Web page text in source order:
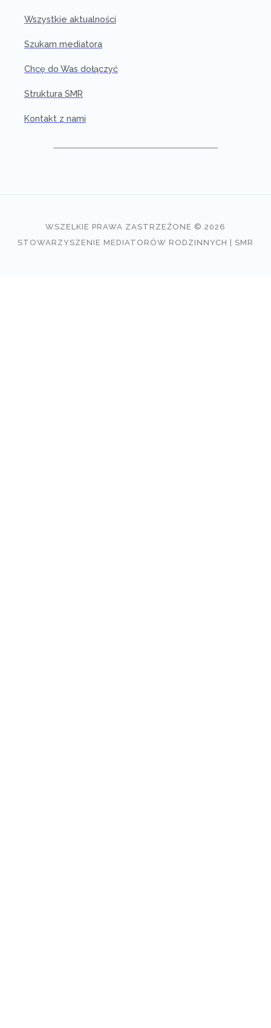
Wszystkie aktualności
Szukam mediatora
Chcę do Was dołączyć
Struktura SMR
Kontakt z nami
WSZELKIE PRAWA ZASTRZEŻONE © 2026
STOWARZYSZENIE MEDIATORÓW RODZINNYCH | SMR